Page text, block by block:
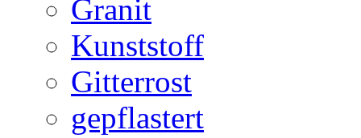
Granit
Kunststoff
Gitterrost
gepflastert